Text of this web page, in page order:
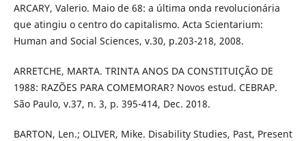
ARCARY, Valerio. Maio de 68: a última onda revolucionária
que atingiu o centro do capitalismo. Acta Scientarium:
Human and Social Sciences, v.30, p.203-218, 2008.
ARRETCHE, MARTA. TRINTA ANOS DA CONSTITUIÇÃO DE
1988: RAZÕES PARA COMEMORAR? Novos estud. CEBRAP.
São Paulo, v.37, n. 3, p. 395-414, Dec. 2018.
BARTON, Len.; OLIVER, Mike. Disability Studies, Past, Present